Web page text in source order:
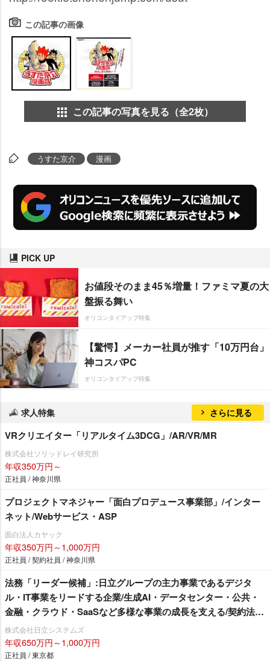
この記事の画像
この記事の写真を見る（全2枚）
うすた京介 漫画
PICK UP
お値段そのまま45％増量！ファミマ夏の大
盤振る舞い
オリコンタイアップ特集
【驚愕】メーカー社員が推す「10万円台」
神コスパPC
オリコンタイアップ特集
求人特集 さらに見る
VRクリエイター「リアルタイム3DCG」/AR/VR/MR
株式会社ソリッドレイ研究所
年収350万円～
正社員 / 神奈川県
プロジェクトマネジャー「面白プロデュース事業部」/インター
ネット/Webサービス・ASP
面白法人カヤック
年収350万円～1,000万円
正社員 / 契約社員 / 神奈川県
法務「リーダー候補」:日立グループの主力事業であるデジタ
ル・IT事業をリードする企業/生成AI・データセンター・公共・
金融・クラウド・SaaSなど多様な事業の成長を支える/契約法務
中心/システムインテグレータ・ソフトハウス
株式会社日立システムズ
年収650万円～1,000万円
正社員 / 東京都